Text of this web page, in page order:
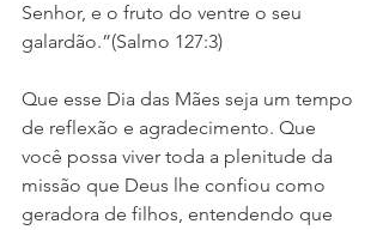
Senhor, e o fruto do ventre o seu
galardão.”(Salmo 127:3)
Que esse Dia das Mães seja um tempo
de reflexão e agradecimento. Que
você possa viver toda a plenitude da
missão que Deus lhe confiou como
geradora de filhos, entendendo que